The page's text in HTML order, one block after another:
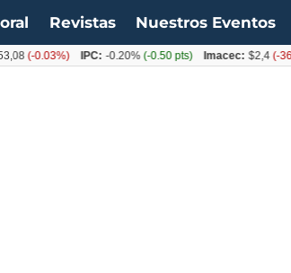
Revistas Nuestros Eventos
IPC: -0.20% (-0.50 pts) Imacec: $2,4(-366.67%)